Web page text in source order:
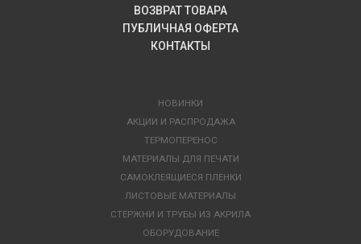
ВОЗВРАТ ТОВАРА
ПУБЛИЧНАЯ ОФЕРТА
КОНТАКТЫ
НОВИНКИ
АКЦИИ И РАСПРОДАЖА
ТЕРМОПЕРЕНОС
МАТЕРИАЛЫ ДЛЯ ПЕЧАТИ
САМОКЛЕЯЩИЕСЯ ПЛЕНКИ
ЛИСТОВЫЕ МАТЕРИАЛЫ
СТЕРЖНИ И ТРУБЫ ИЗ АКРИЛА
ОБОРУДОВАНИЕ